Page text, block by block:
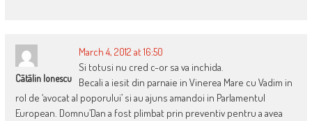
Cãtãlin Ionescu
March 4, 2012 at 16:50
Si totusi nu cred c-or sa va inchida.
Becali a iesit din parnaie in Vinerea Mare cu Vadim in
rol de ‘avocat al poporului’ si au ajuns amandoi in Parlamentul
European. Domnu’Dan a fost plimbat prin preventiv pentru a avea